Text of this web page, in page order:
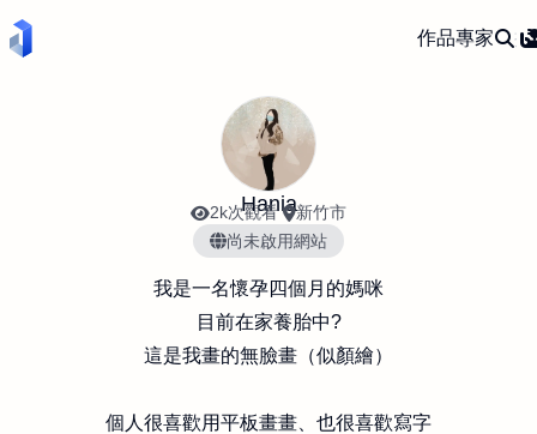
作品專家
Hania
2k次觀看
新竹市
尚未啟用網站
我是一名懷孕四個月的媽咪
目前在家養胎中?
這是我畫的無臉畫（似顏繪）
個人很喜歡用平板畫畫、也很喜歡寫字